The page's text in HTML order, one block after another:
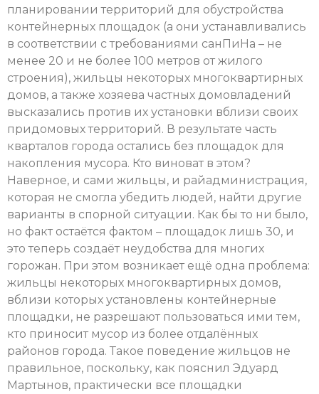
планировании территорий для обустройства
контейнерных площадок (а они устанавливались
в соответствии с требованиями санПиНа – не
менее 20 и не более 100 метров от жилого
строения), жильцы некоторых многоквартирных
домов, а также хозяева частных домовладений
высказались против их установки вблизи своих
придомовых территорий. В результате часть
кварталов города остались без площадок для
накопления мусора. Кто виноват в этом?
Наверное, и сами жильцы, и райадминистрация,
которая не смогла убедить людей, найти другие
варианты в спорной ситуации. Как бы то ни было,
но факт остаётся фактом – площадок лишь 30, и
это теперь создаёт неудобства для многих
горожан. При этом возникает ещё одна проблема:
жильцы некоторых многоквартирных домов,
вблизи которых установлены контейнерные
площадки, не разрешают пользоваться ими тем,
кто приносит мусор из более отдалённых
районов города. Такое поведение жильцов не
правильное, поскольку, как пояснил Эдуард
Мартынов, практически все площадки